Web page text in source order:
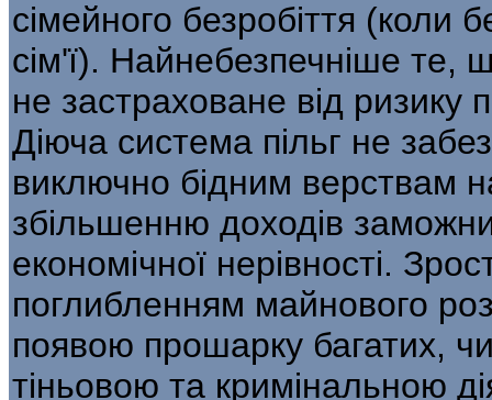
сімейного безробіття (коли
сім'ї). Найнебезпечніше
не застраховане від ризику
Діюча система пільг не
виключно бідним верствам
збільшенню доходів
економічної нерівності.
поглибленням майнового
появою прошарку багатих,
тіньовою та кримінальною